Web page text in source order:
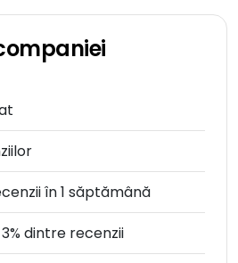
în 1 săptămână
dintre recenzii